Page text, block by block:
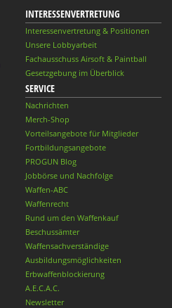
INTERESSENVERTRETUNG
Interessenvertretung & Positionen
Unsere Lobbyarbeit
Fachausschuss Airsoft & Paintball
Gesetzgebung im Überblick
SERVICE
Nachrichten
Merch-Shop
Vorteilsangebote für Mitglieder
Fortbildungsangebote
PROGUN Blog
Jobbörse und Nachfolge
Waffen-ABC
Waffenrecht
Rund um den Waffenkauf
Beschussämter
Waffensachverständige
Ausbildungsmöglichkeiten
Erbwaffenblockierung
A.E.C.A.C.
Newsletter